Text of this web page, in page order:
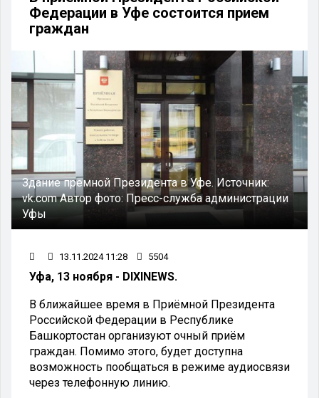
Федерации в Уфе состоится прием
граждан
Здание премной Президента в Уфе. Источник:
vk.comАвтор фото: Пресс-служба администрации
Уфы
13.11.2024 11:28 5504
Уфа, 13 ноября - DIXINEWS.
В ближайшее время в Приёмной Президента
Российской Федерации в Республике
Башкортостан организуют очный приём
граждан. Помимо этого, будет доступна
возможность пообщаться в режиме аудиосвязи
через телефонную линию.